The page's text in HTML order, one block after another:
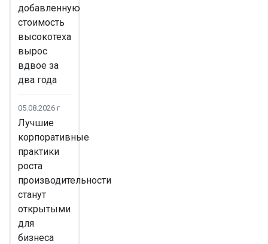
добавленную
стоимость
высокотеха
вырос
вдвое за
два года
05.08.2026 г
Лучшие
корпоративные
практики
роста
производительности
станут
открытыми
для
бизнеса